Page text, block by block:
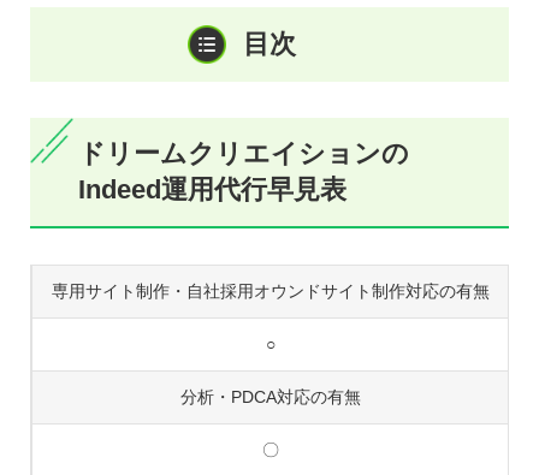
ドリームクリエイションの
Indeed運用代行早見表
専用サイト制作・自社採用オウンドサイト制作対応の有無
○
分析・PDCA対応の有無
〇